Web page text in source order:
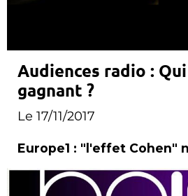
Audiences radio :
gagnant ?
Le 17/11/2017
Europe1 : "l'effet Cohen"